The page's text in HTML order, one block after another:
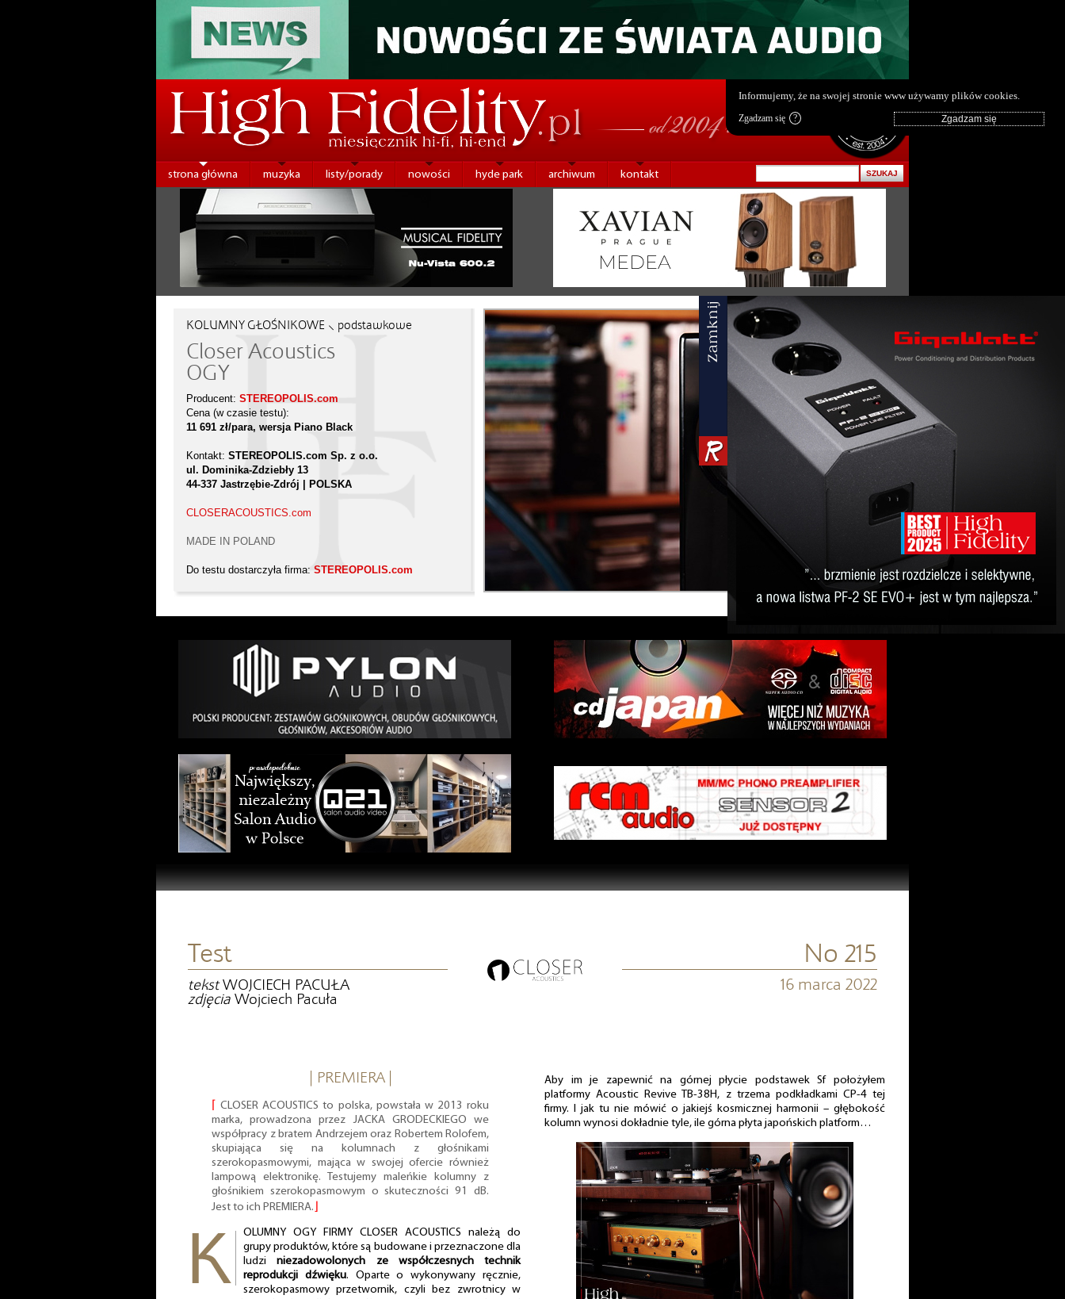
strona główna muzyka listy/porady nowości hyde park archiwum kontakt
KOLUMNY GŁOŚNIKOWE ⸜ podstawkowe
Closer Acoustics
OGY
Producent: STEREOPOLIS.com
Cena (w czasie testu):
11 691 zł/para, wersja Piano Black
Kontakt: STEREOPOLIS.com Sp. z o.o.
ul. Dominika-Zdziebły 13
44-337 Jastrzębie-Zdrój | POLSKA
CLOSERACOUSTICS.com
MADE IN POLAND
Do testu dostarczyła firma: STEREOPOLIS.com
Test
tekstWOJCIECH PACUŁA
zdjęcia Wojciech Pacuła
No 215
16 marca 2022
| PREMIERA |
⌈CLOSER ACOUSTICS to polska, powstała w 2013 roku
marka, prowadzona przez JACKA GRODECKIEGO we
współpracy z bratem Andrzejem oraz Robertem Rolofem,
skupiająca się na kolumnach z głośnikami
szerokopasmowymi, mająca w swojej ofercie również
lampową elektronikę. Testujemy maleńkie kolumny z
głośnikiem szerokopasmowym o skuteczności 91 dB.
Jest to ich PREMIERA.
OLUMNY OGY FIRMY CLOSER ACOUSTICS należą do
grupy produktów, które są budowane i przeznaczone dla
ludziniezadowolonych ze współczesnych technik
reprodukcji dźwięku. Oparte o wykonywany ręcznie,
szerokopasmowy przetwornik, czyli bez zwrotnicy w
Aby im je zapewnić na górnej płycie podstawek Sf położyłem
platformy Acoustic Revive TB-38H, z trzema podkładkami CP-4 tej
firmy. I jak tu nie mówić o jakiejś kosmicznej harmonii – głębokość
kolumn wynosi dokładnie tyle, ile górna płyta japońskich platform…
Informujemy, że na swojej stronie www używamy plików cookies.
Zgadzam się ?